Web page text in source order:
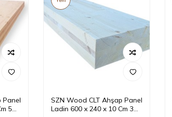
Panel
5
SZN Wood CLT Ahşap Panel
Ladin 600 x 240 x 10 Cm 3